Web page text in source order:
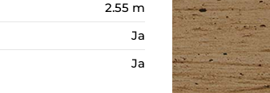
2.55 m
Ja
Ja